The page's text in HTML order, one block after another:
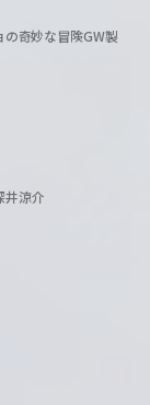
の奇妙な冒険GW製
井涼介